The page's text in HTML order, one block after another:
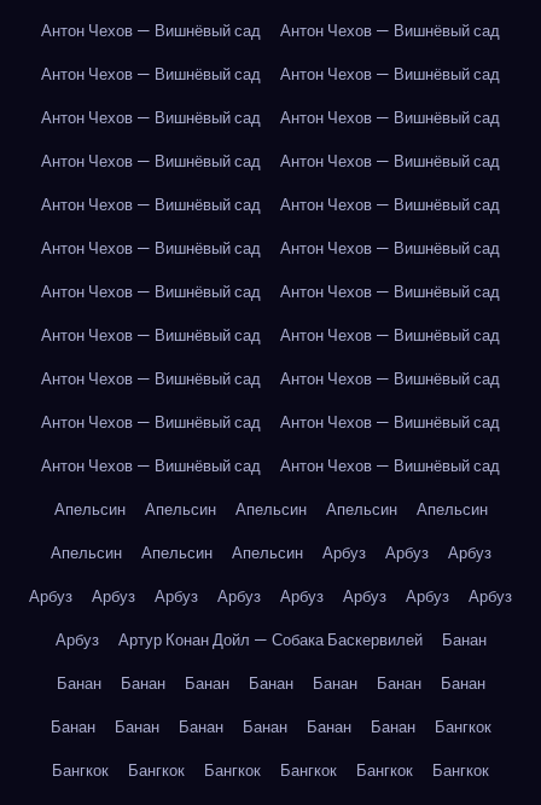
Антон Чехов — Вишнёвый сад
Антон Чехов — Вишнёвый сад
Антон Чехов — Вишнёвый сад
Антон Чехов — Вишнёвый сад
Антон Чехов — Вишнёвый сад
Антон Чехов — Вишнёвый сад
Антон Чехов — Вишнёвый сад
Антон Чехов — Вишнёвый сад
Антон Чехов — Вишнёвый сад
Антон Чехов — Вишнёвый сад
Антон Чехов — Вишнёвый сад
Антон Чехов — Вишнёвый сад
Антон Чехов — Вишнёвый сад
Антон Чехов — Вишнёвый сад
Антон Чехов — Вишнёвый сад
Антон Чехов — Вишнёвый сад
Антон Чехов — Вишнёвый сад
Антон Чехов — Вишнёвый сад
Антон Чехов — Вишнёвый сад
Антон Чехов — Вишнёвый сад
Антон Чехов — Вишнёвый сад
Антон Чехов — Вишнёвый сад
Апельсин
Апельсин Апельсин Апельсин
Апельсин
Апельсин
Апельсин Апельсин Арбуз Арбуз
Арбуз
Арбуз
Арбуз Арбуз Арбуз Арбуз Арбуз Арбуз
Арбуз
Арбуз
Артур Конан Дойл — Собака Баскервилей
Банан
Банан
Банан Банан Банан Банан Банан
Банан
Банан
Банан Банан Банан Банан Банан
Бангкок
Бангкок
Бангкок Бангкок Бангкок Бангкок
Бангкок